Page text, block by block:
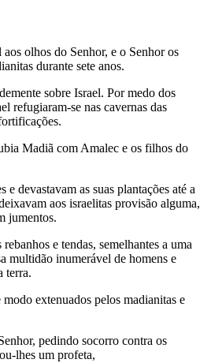
olhos do Senhor, e o Senhor os
durante sete anos.
sobre Israel. Por medo dos
refugiaram-se nas cavernas das
Madiã com Amalec e os filhos do
e devastavam as suas plantações até a
aos israelitas provisão alguma,
jumentos.
e tendas, semelhantes a uma
multidão inumerável de homens e
terra.
extenuados pelos madianitas e
pedindo socorro contra os
lhes um profeta,